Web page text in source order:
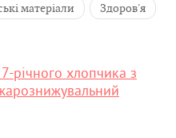
матеріали Здоров'я
річного хлопчика з